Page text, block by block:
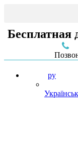
Бесплатная
ру